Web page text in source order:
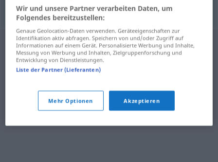
Wir und unsere Partner verarbeiten Daten, um
Folgendes bereitzustellen:
Genaue Geolocation-Daten verwenden. Geräteeigenschaften zur
Identifikation aktiv abfragen. Speichern von und/oder Zugriff auf
Informationen auf einem Gerät. Personalisierte Werbung und Inhalte,
Messung von Werbung und Inhalten, Zielgruppenforschung und
Entwicklung von Dienstleistungen.
Liste der Partner (Lieferanten)
Mehr Optionen Akzeptieren